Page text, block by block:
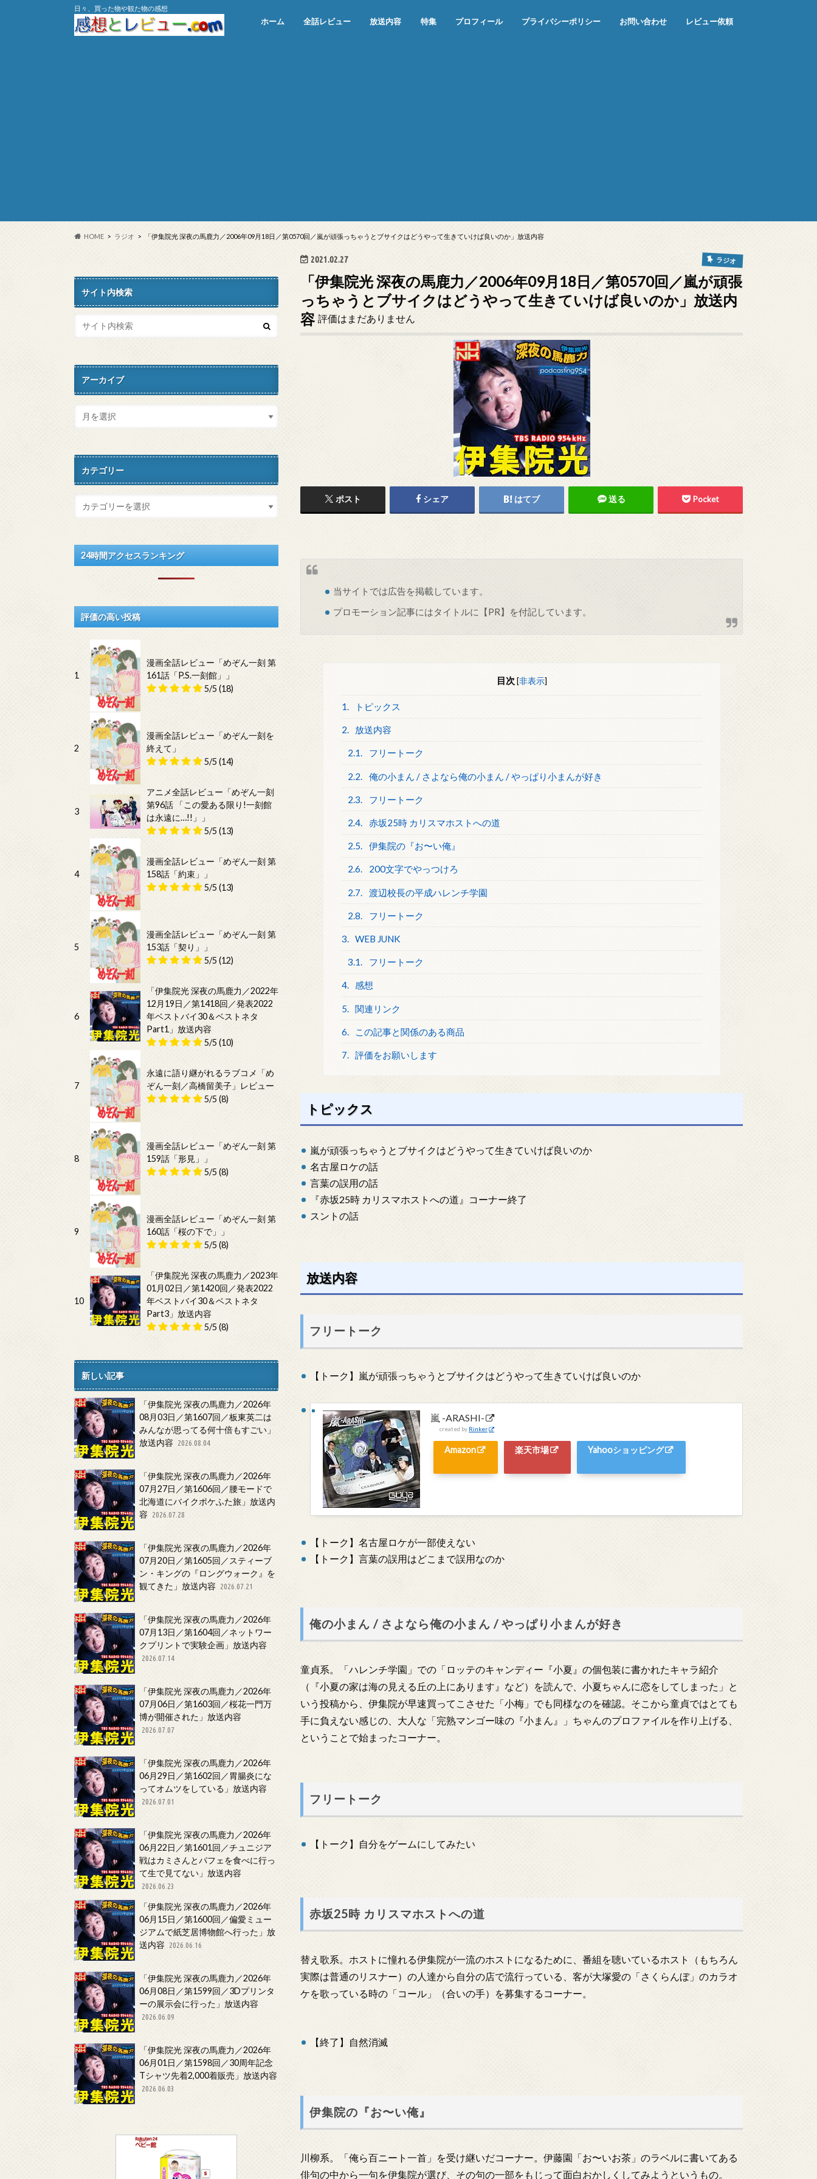
日々、買った物や観た物の感想
ホーム 全話レビュー 放送内容 特集 プロフィール プライバシーポリシー お問い合わせ レビュー依頼
HOME ラジオ 「伊集院光 深夜の馬鹿力／2006年09月18日／第0570回／嵐が頑張っちゃうとブサイクはどうやって生きていけば良いのか」放送内容
2021.02.27 ラジオ
「伊集院光 深夜の馬鹿力／2006年09月18日／第0570回／嵐が頑張
っちゃうとブサイクはどうやって生きていけば良いのか」放送内
容 評価はまだありません
ポスト シェア はてブ 送る Pocket
当サイトでは広告を掲載しています。
プロモーション記事にはタイトルに【PR】を付記しています。
目次 [非表示]
1. トピックス
2. 放送内容
2.1. フリートーク
2.2. 俺の小まん / さよなら俺の小まん / やっぱり小まんが好き
2.3. フリートーク
2.4. 赤坂25時 カリスマホストへの道
2.5. 伊集院の『お〜い俺』
2.6. 200文字でやっつけろ
2.7. 渡辺校長の平成ハレンチ学園
2.8. フリートーク
3. WEB JUNK
3.1. フリートーク
4. 感想
5. 関連リンク
6. この記事と関係のある商品
7. 評価をお願いします
トピックス
嵐が頑張っちゃうとブサイクはどうやって生きていけば良いのか
名古屋ロケの話
言葉の誤用の話
『赤坂25時 カリスマホストへの道』コーナー終了
スントの話
放送内容
フリートーク
【トーク】嵐が頑張っちゃうとブサイクはどうやって生きていけば良いのか
嵐 -ARASHI-
created by Rinker
Amazon 楽天市場 Yahooショッピング
【トーク】名古屋ロケが一部使えない
【トーク】言葉の誤用はどこまで誤用なのか
俺の小まん / さよなら俺の小まん / やっぱり小まんが好き
童貞系。「ハレンチ学園」での「ロッテのキャンディー『小夏』の個包装に書かれたキャラ紹介
（『小夏の家は海の見える丘の上にあります』など）を読んで、小夏ちゃんに恋をしてしまった」と
いう投稿から、伊集院が早速買ってこさせた「小梅」でも同様なのを確認。そこから童貞ではとても
手に負えない感じの、大人な「完熟マンゴー味の『小まん』」ちゃんのプロファイルを作り上げる、
ということで始まったコーナー。
フリートーク
【トーク】自分をゲームにしてみたい
赤坂25時 カリスマホストへの道
替え歌系。ホストに憧れる伊集院が一流のホストになるために、番組を聴いているホスト（もちろん
実際は普通のリスナー）の人達から自分の店で流行っている、客が大塚愛の「さくらんぼ」のカラオ
ケを歌っている時の「コール」（合いの手）を募集するコーナー。
【終了】自然消滅
伊集院の『お〜い俺』
川柳系。「俺ら百ニート一首」を受け継いだコーナー。伊藤園「お〜いお茶」のラベルに書いてある
俳句の中から一句を伊集院が選び、その句の一部をもじって面白おかしくしてみようというもの。
サイト内検索
アーカイブ
カテゴリー
24時間アクセスランキング
評価の高い投稿
1
漫画全話レビュー「めぞん一刻 第
161話「P.S.一刻館」」
5/5 (18)
2
漫画全話レビュー「めぞん一刻を
終えて」
5/5 (14)
3
アニメ全話レビュー「めぞん一刻
第96話 「この愛ある限り!一刻館
は永遠に…!!」」
5/5 (13)
4
漫画全話レビュー「めぞん一刻 第
158話「約束」」
5/5 (13)
5
漫画全話レビュー「めぞん一刻 第
153話「契り」」
5/5 (12)
6
「伊集院光 深夜の馬鹿力／2022年
12月19日／第1418回／発表2022
年ベストバイ30＆ベストネタ
Part1」放送内容
5/5 (10)
7
永遠に語り継がれるラブコメ「め
ぞん一刻／高橋留美子」レビュー
5/5 (8)
8
漫画全話レビュー「めぞん一刻 第
159話「形見」」
5/5 (8)
9
漫画全話レビュー「めぞん一刻 第
160話「桜の下で」」
5/5 (8)
10
「伊集院光 深夜の馬鹿力／2023年
01月02日／第1420回／発表2022
年ベストバイ30＆ベストネタ
Part3」放送内容
5/5 (8)
新しい記事
「伊集院光 深夜の馬鹿力／2026年
08月03日／第1607回／板東英二は
みんなが思ってる何十倍もすごい」
放送内容
2026.08.04
「伊集院光 深夜の馬鹿力／2026年
07月27日／第1606回／腰モードで
北海道にバイクポケふた旅」放送内
容
2026.07.28
「伊集院光 深夜の馬鹿力／2026年
07月20日／第1605回／スティーブ
ン・キングの『ロングウォーク』を
観てきた」放送内容
2026.07.21
「伊集院光 深夜の馬鹿力／2026年
07月13日／第1604回／ネットワー
クプリントで実験企画」放送内容
2026.07.14
「伊集院光 深夜の馬鹿力／2026年
07月06日／第1603回／桜花一門万
博が開催された」放送内容
2026.07.07
「伊集院光 深夜の馬鹿力／2026年
06月29日／第1602回／胃腸炎にな
ってオムツをしている」放送内容
2026.07.01
「伊集院光 深夜の馬鹿力／2026年
06月22日／第1601回／チュニジア
戦はカミさんとパフェを食べに行っ
て生で見てない」放送内容
2026.06.23
「伊集院光 深夜の馬鹿力／2026年
06月15日／第1600回／偏愛ミュー
ジアムで紙芝居博物館へ行った」放
送内容
2026.06.16
「伊集院光 深夜の馬鹿力／2026年
06月08日／第1599回／3Dプリンタ
ーの展示会に行った」放送内容
2026.06.09
「伊集院光 深夜の馬鹿力／2026年
06月01日／第1598回／30周年記念
Tシャツ先着2,000着販売」放送内容
2026.06.03